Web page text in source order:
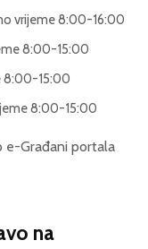
vrijeme 8:00-16:00
8:00-15:00
8:00-15:00
8:00-15:00
e-Građani portala
na